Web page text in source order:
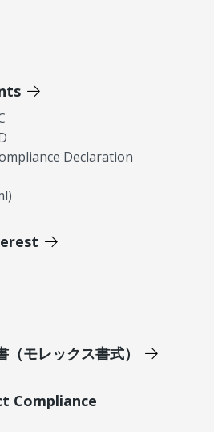
Declaration
モレックス書式）
Compliance